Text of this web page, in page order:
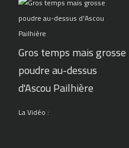
Gros temps mais grosse
poudre au-dessus
d'Ascou Pailhière
La Vidéo :